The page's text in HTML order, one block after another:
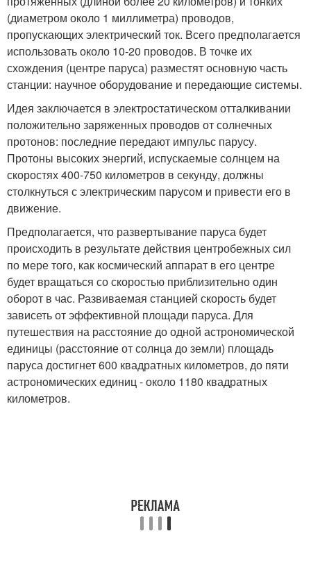
(диаметром около 1 миллиметра) проводов,
пропускающих электрический ток. Всего предполагается
использовать около 10-20 проводов. В точке их
схождения (центре паруса) разместят основную часть
станции: научное оборудование и передающие системы.
Идея заключается в электростатическом отталкивании
положительно заряженных проводов от солнечных
протонов: последние передают импульс парусу.
Протоны высоких энергий, испускаемые солнцем на
скоростях 400-750 километров в секунду, должны
столкнуться с электрическим парусом и привести его в
движение.
Предполагается, что развертывание паруса будет
происходить в результате действия центробежных сил
по мере того, как космический аппарат в его центре
будет вращаться со скоростью приблизительно один
оборот в час. Развиваемая станцией скорость будет
зависеть от эффективной площади паруса. Для
путешествия на расстояние до одной астрономической
единицы (расстояние от солнца до земли) площадь
паруса достигнет 600 квадратных километров, до пяти
астрономических единиц - около 1180 квадратных
километров.